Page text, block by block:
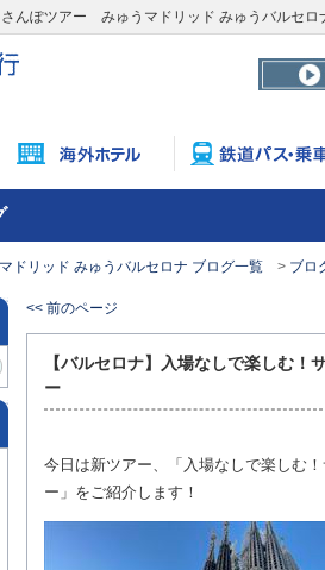
さんぽツアー みゅうマドリッド みゅうバルセ
ドリッド みゅうバルセロナ ブログ一覧 ブロ
<< 前のページ
【バルセロナ】入場なしで楽しむ！
ー
今日は新ツアー、「入場なしで楽しむ
ー」をご紹介します！